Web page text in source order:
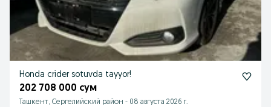
Honda crider sotuvda tayyor!
202 708 000 сум
Ташкент, Сергелийский район - 08 августа 2026 г.